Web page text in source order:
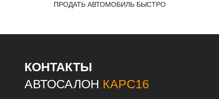
ПРОДАТЬ АВТОМОБИЛЬ БЫСТРО
КОНТАКТЫ
АВТОСАЛОН КАРС16